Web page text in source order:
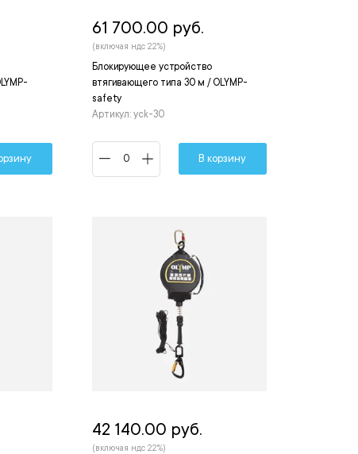
Блокирующее устройство
втягивающего типа 30 м / OLYMP-
safety
Артикул: yck-30
61 700.00 руб.
(включая ндс 22%)
В корзину
42 140.00 руб.
(включая ндс 22%)